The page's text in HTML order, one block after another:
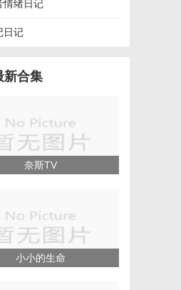
情绪日记
日记
新合集
奈斯TV
小小的生命